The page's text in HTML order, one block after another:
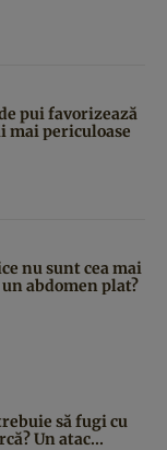
pui favorizează
mai periculoase
nu sunt cea mai
abdomen plat?
să fugi cu
Un atac...